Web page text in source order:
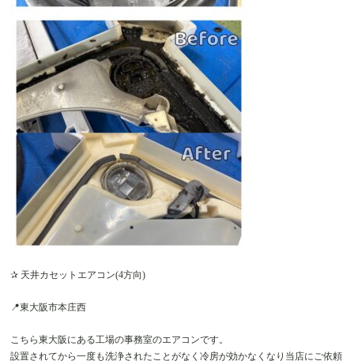
✰ 天井カセットエアコン(4方向)
📍東大阪市本庄西
こちら東大阪にある工場の事務室のエアコンです。
設置されてから一度も洗浄されたことがなく冷房が効かなくなり当店にご依頼